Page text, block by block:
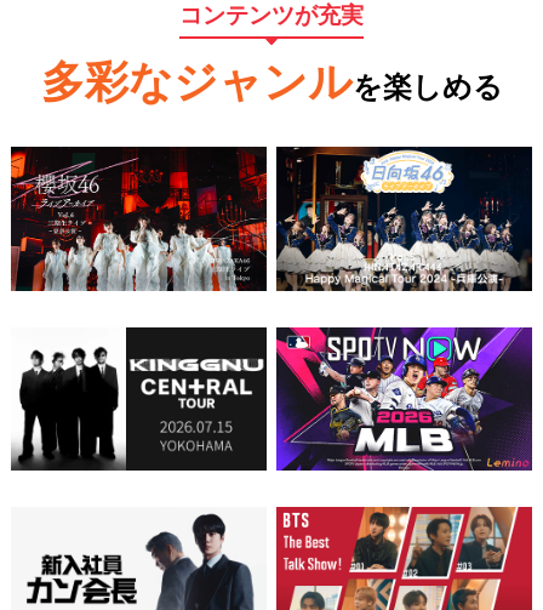
コンテンツが充実
多彩なジャンルを楽しめる